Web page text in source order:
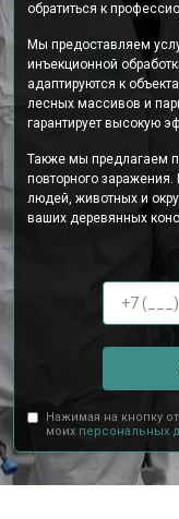
обратиться к
Мы предоставляем
инъекционной
адаптируются к
лесных массивов и
гарантирует высокую
Также мы предлагаем
повторного
людей, животных и
ваших деревянных
Нажимая на кнопку
моих персональных